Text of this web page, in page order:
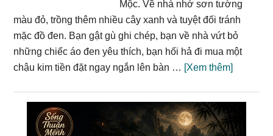
tử
vi
và
khoa
học
Mộc. Về nhà nhớ sơn tường
màu đỏ, trồng thêm nhiều cây xanh và tuyệt đối tránh
mặc đồ đen. Bạn gật gù ghi chép, bạn về nhà vứt bỏ
những chiếc áo đen yêu thích, bạn hối hả đi mua một
chậu kim tiền đặt ngay ngắn lên bàn … [Xem thêm]about
Ngũ
Primary
Sidebar